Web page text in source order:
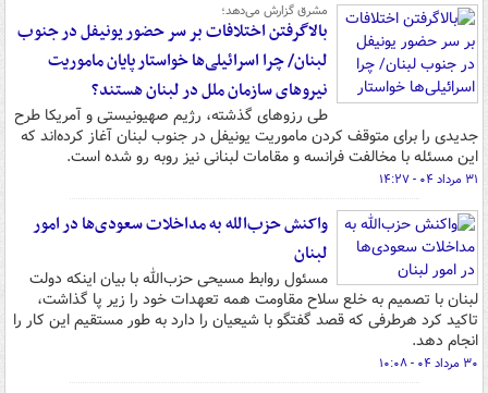
مشرق گزارش می‌دهد؛
بالاگرفتن اختلافات بر سر حضور یونیفل در جنوب
لبنان/ چرا اسرائیلی‌ها خواستار پایان ماموریت
نیروهای سازمان ملل در لبنان هستند؟
طی رزوهای گذشته، رژیم صهیونیستی و آمریکا طرح
جدیدی را برای متوقف کردن ماموریت یونیفل در جنوب لبنان آغاز کرده‌اند که
این مسئله با مخالفت فرانسه و مقامات لبنانی نیز روبه رو شده است.
۳۱ مرداد ۰۴ - ۱۴:۲۷
واکنش حزب‌الله به مداخلات سعودی‌ها در امور
لبنان
مسئول روابط مسیحی حزب‌الله با بیان اینکه دولت
لبنان با تصمیم به خلع سلاح مقاومت همه تعهدات خود را زیر پا گذاشت،
تاکید کرد هرطرفی که قصد گفتگو با شیعیان را دارد به طور مستقیم این کار را
انجام دهد.
۳۰ مرداد ۰۴ - ۱۰:۰۸